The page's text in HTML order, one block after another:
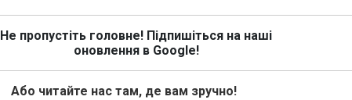
Не пропустіть головне! Підпишіться на наші
оновлення в Google!
Або читайте нас там, де вам зручно!